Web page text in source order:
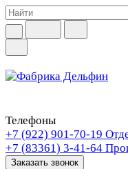
Телефоны
+7 (922) 901-70-19
+7 (83361) 3-41-64
Заказать звонок